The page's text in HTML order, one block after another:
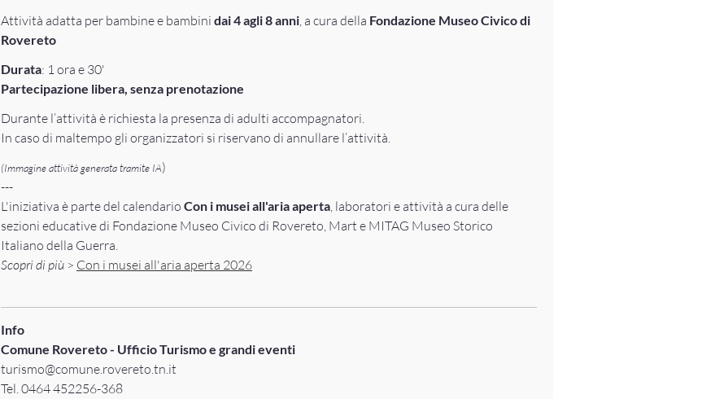
Attività adatta per bambine e bambini dai 4 agli 8 anni , a cura della Fondazione Museo Civico di
Rovereto
Durata: 1 ora e 30'
Partecipazione libera, senza prenotazione
Durante l’attività è richiesta la presenza di adulti accompagnatori.
In caso di maltempo gli organizzatori si riservano di annullare l’attività.
(Immagine attività generata tramite IA)
---
L'iniziativa è parte del calendario Con i musei all'aria aperta , laboratori e attività a cura delle
sezioni educative di Fondazione Museo Civico di Rovereto, Mart e MITAG Museo Storico
Italiano della Guerra.
Scopri di più > Con i musei all'aria aperta 2026
Info
Comune Rovereto - Ufficio Turismo e grandi eventi
turismo@comune.rovereto.tn.it
Tel. 0464 452256-368